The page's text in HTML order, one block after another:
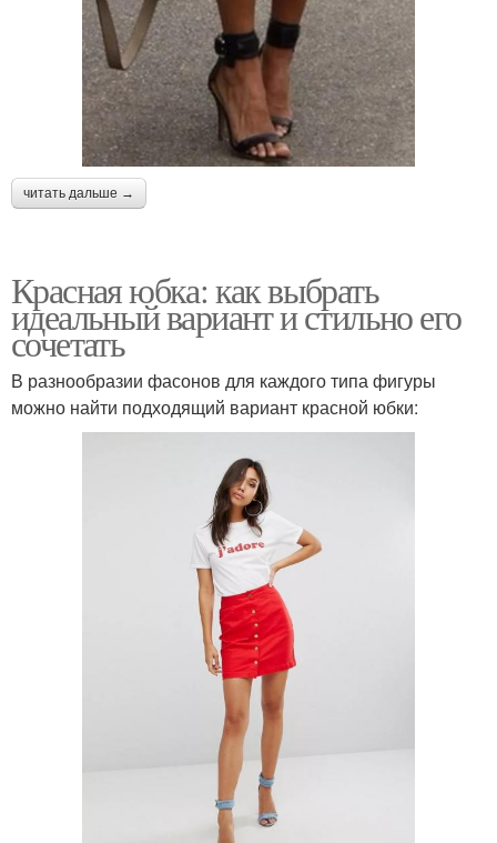
читать дальше →
Красная юбка: как выбрать
идеальный вариант и стильно его
сочетать
В разнообразии фасонов для каждого типа фигуры
можно найти подходящий вариант красной юбки: